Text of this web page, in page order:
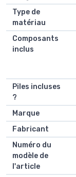
Type de
matériau
Composants
inclus
Piles incluses
?
Marque
Fabricant
Numéro du
modèle de
l'article